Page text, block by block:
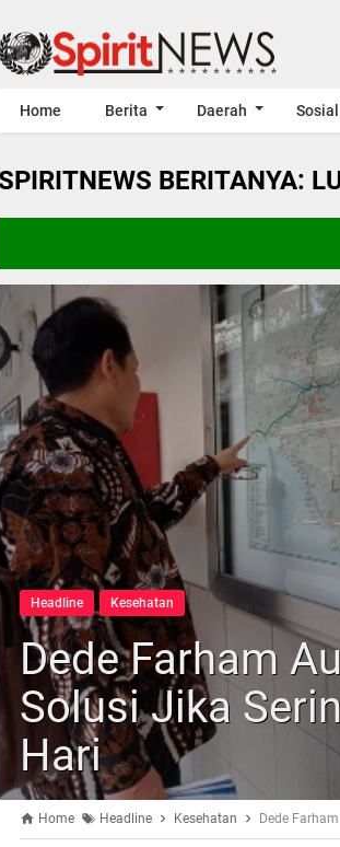
Home Berita Daerah
SPIRITNEWS BERITANYA:
Headline Kesehatan
Dede Farham
Solusi Jika
Hari
Home Headline Kesehatan Dede